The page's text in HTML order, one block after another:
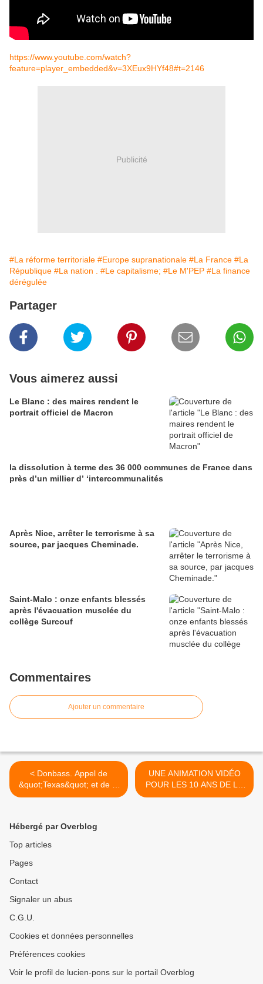
https://www.youtube.com/watch?
feature=player_embedded&v=3XEux9HYf48#t=2146
Publicité
#La réforme territoriale #Europe supranationale #La France #La
République #La nation . #Le capitalisme; #Le M'PEP #La finance
dérégulée
Partager
Vous aimerez aussi
Le Blanc : des maires rendent le
portrait officiel de Macron
la dissolution à terme des 36 000 communes de France dans
près d’un millier d’ ‘intercommunalités
Après Nice, arrêter le terrorisme à sa
source, par jacques Cheminade.
Saint-Malo : onze enfants blessés
après l'évacuation musclée du
collège Surcouf
Commentaires
Ajouter un commentaire
< Donbass. Appel de
&quot;Texas&quot; et de la
famille Touv depuis l'hôpital
UNE ANIMATION VIDÉO
POUR LES 10 ANS DE LA
VICTOIRE DU « NON » AU
Hébergé par Overblog
Top articles
Pages
Contact
Signaler un abus
C.G.U.
Cookies et données personnelles
Préférences cookies
Voir le profil de lucien-pons sur le portail Overblog